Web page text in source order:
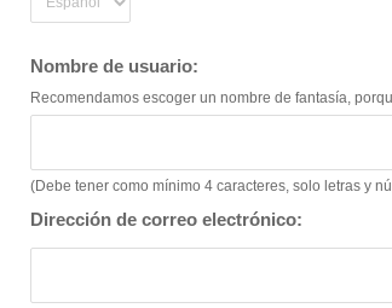
Nombre de usuario:
Recomendamos escoger un nombre de fantasía,
(Debe tener como mínimo 4 caracteres, solo letras y
Dirección de correo electrónico: